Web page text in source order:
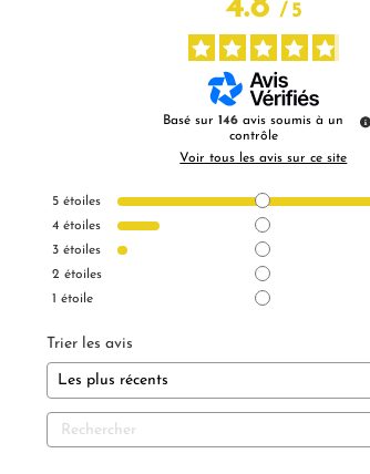
4.8/ 5
Basé sur146 avis soumis à un
contrôle
Voir tous les avis sur ce site
5 étoiles
4 étoiles
3 étoiles
2 étoiles
1 étoile
Trier les avis